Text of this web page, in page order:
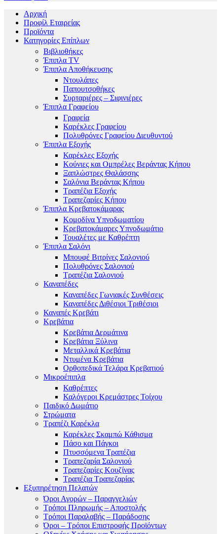
Αρχική
Προφίλ Εταιρείας
Προϊόντα
Κατηγορίες Επίπλων
Βιβλιοθήκες
Έπιπλα TV
Έπιπλα Αποθήκευσης
Ντουλάπες
Παπουτσοθήκες
Συρταριέρες – Σιφινιέρες
Έπιπλα Γραφείου
Γραφεία
Καρέκλες Γραφείου
Πολυθρόνες Γραφείου Διευθυντού
Έπιπλα Εξοχής
Καρέκλες Εξοχής
Κούνιες και Ομπρέλες Βεράντας Κήπου
Ξαπλώστρες Θαλάσσης
Σαλόνια Βεράντας Κήπου
Τραπέζια Εξοχής
Τραπεζαρίες Κήπου
Έπιπλα Κρεβατοκάμαρας
Κομοδίνα Υπνοδωματίου
Κρεβατοκάμαρες Υπνοδωμάτιο
Τουαλέτες με Καθρέπτη
Έπιπλα Σαλόνι
Μπουφέ Βιτρίνες Σαλονιού
Πολυθρόνες Σαλονιού
Τραπέζια Σαλονιού
Καναπέδες
Καναπέδες Γωνιακές Συνθέσεις
Καναπέδες Διθέσιοι Τριθέσιοι
Καναπές Κρεβάτι
Κρεβάτια
Κρεβάτια Δερμάτινα
Κρεβάτια Ξύλινα
Μεταλλικά Κρεβάτια
Ντυμένα Κρεβάτια
Ορθοπεδικά Τελάρα Κρεβατιού
Μικροέπιπλα
Καθρέπτες
Καλόγεροι Κρεμάστρες Τοίχου
Παιδικό Δωμάτιο
Στρώματα
Τραπέζι Καρέκλα
Καρέκλες Σκαμπώ Κάθισμα
Πάσο και Πάγκοι
Πτυσσόμενα Τραπέζια
Τραπεζαρία Σαλονιού
Τραπεζαρίες Κουζίνας
Τραπέζια Τραπεζαρίας
Εξυπηρέτηση Πελατών
Όροι Αγορών – Παραγγελιών
Τρόποι Πληρωμής – Αποστολής
Τρόποι Παραλαβής – Παράδοσης
Όροι – Τρόποι Επιστροφής Προϊόντων